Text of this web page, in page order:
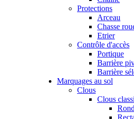
Protections
Arceau
Chasse
Etrier
Contrôle d'accès
Portique
Barrière
Barrière
Marquages au sol
Clous
Clous